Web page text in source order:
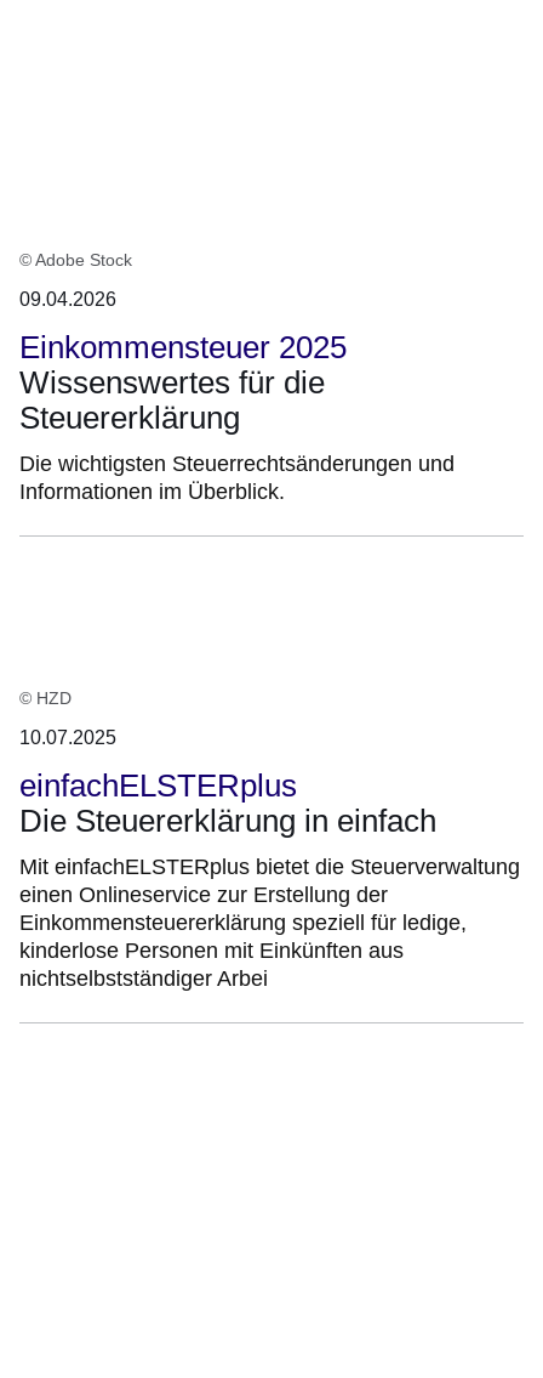
© Adobe Stock
09.04.2026
Einkommensteuer 2025
Wissenswertes für die
Steuererklärung
Die wichtigsten Steuerrechtsänderungen und
Informationen im Überblick.
© HZD
10.07.2025
einfachELSTERplus
Die Steuererklärung in einfach
Mit einfachELSTERplus bietet die Steuerverwaltung
einen Onlineservice zur Erstellung der
Einkommensteuererklärung speziell für ledige,
kinderlose Personen mit Einkünften aus
nichtselbstständiger Arbei